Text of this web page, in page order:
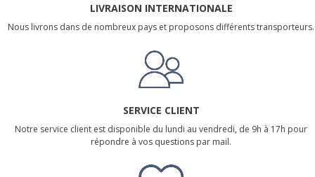
LIVRAISON INTERNATIONALE
Nous livrons dans de nombreux pays et proposons différents transporteurs.
SERVICE CLIENT
Notre service client est disponible du lundi au vendredi, de 9h à 17h pour
répondre à vos questions par mail.